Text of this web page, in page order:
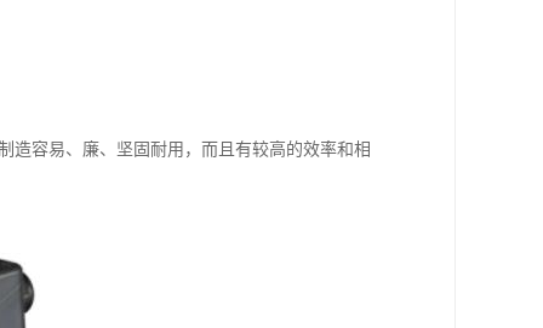
造容易、廉、坚固耐用，而且有较高的效率和相